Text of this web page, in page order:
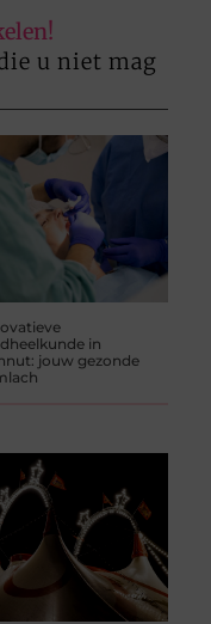
u niet mag
in
jouw gezonde